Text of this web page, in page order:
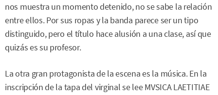
nos muestra un momento detenido, no se sabe la relación
entre ellos. Por sus ropas y la banda parece ser un tipo
distinguido, pero el título hace alusión a una clase, así que
quizás es su profesor.
La otra gran protagonista de la escena es la música. En la
inscripción de la tapa del virginal se lee MVSICA LAETITIAE